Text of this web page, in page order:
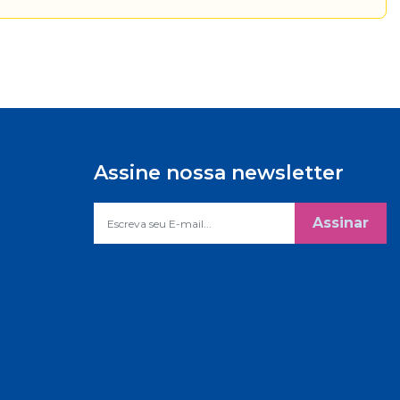
Assine nossa newsletter
Assinar